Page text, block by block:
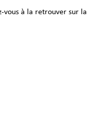
vous à la retrouver sur la